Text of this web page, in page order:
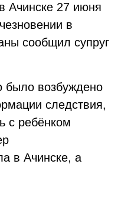
Ачинске 27 июня
в
сообщил супруг
было возбуждено
следствия,
с ребёнком
в Ачинске, а